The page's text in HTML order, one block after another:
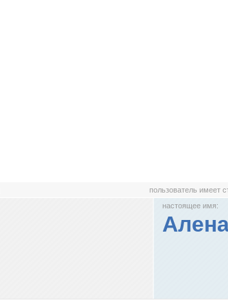
пользователь имеет
настоящее имя: